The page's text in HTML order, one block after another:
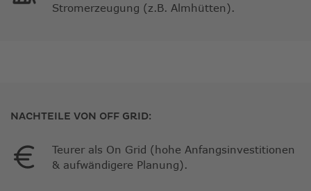
Stromerzeugung (z.B. Almhütten).
NACHTEILE VON OFF GRID:
Teurer als On Grid (hohe Anfangsinvestitionen
& aufwändigere Planung).